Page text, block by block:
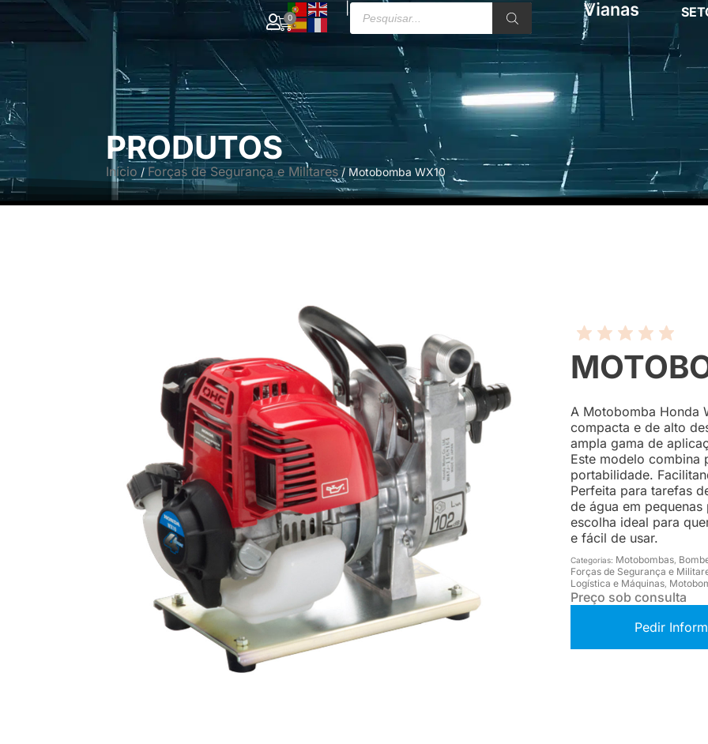
0
PRODUTOS
Início / Forças de Segurança e Militares / Motobomba WX10
A Motobomba Honda
compacta e de alto
ampla gama de
Este modelo combina
portabilidade.
Perfeita para tarefas
de água em
escolha ideal para
e fácil de usar.
Categorias: Motobombas,
Forças de Segurança e
Logística e Máquinas,
Preço sob consulta
Pedir